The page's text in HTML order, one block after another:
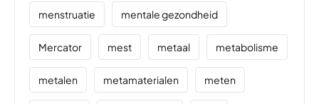
menstruatie mentale gezondheid
Mercator mest metaal metabolisme
metalen metamaterialen meten